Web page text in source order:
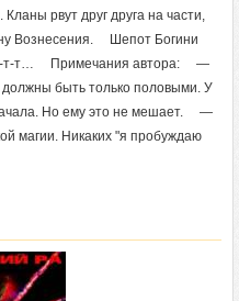
рвут друг друга на части,
Вознесения. Шепот Богини
т-т… Примечания автора: —
должны быть только половыми. У
Но ему это не мешает. —
магии. Никаких "я пробуждаю